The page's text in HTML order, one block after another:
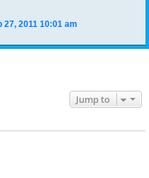
27, 2011 10:01 am
Jump to